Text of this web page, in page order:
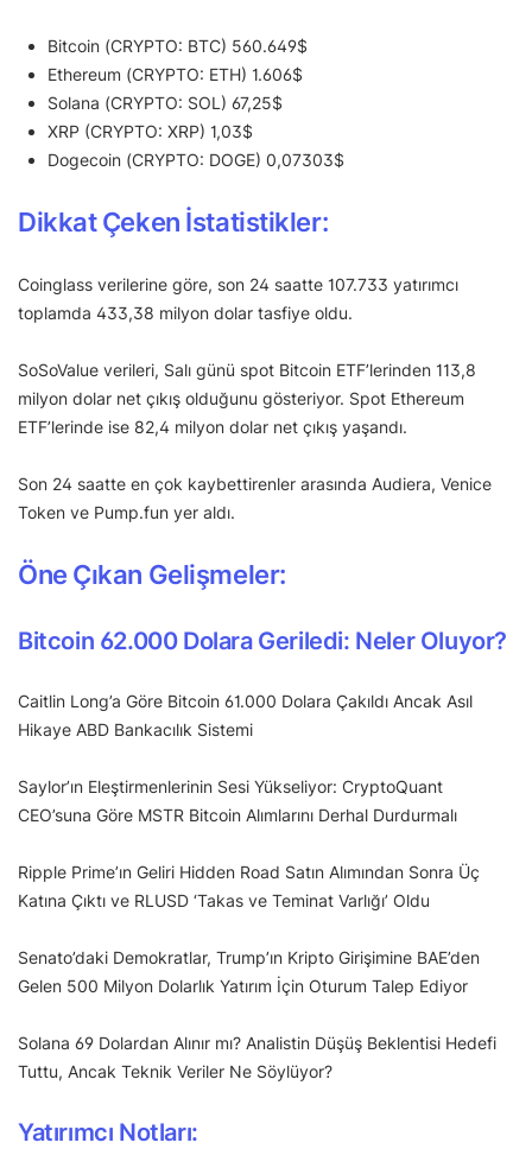
Bitcoin (CRYPTO: BTC) 560.649$
Ethereum (CRYPTO: ETH) 1.606$
Solana (CRYPTO: SOL) 67,25$
XRP (CRYPTO: XRP) 1,03$
Dogecoin (CRYPTO: DOGE) 0,07303$
Dikkat Çeken İstatistikler:
Coinglass verilerine göre, son 24 saatte 107.733 yatırımcı
toplamda 433,38 milyon dolar tasfiye oldu.
SoSoValue verileri, Salı günü spot Bitcoin ETF’lerinden 113,8
milyon dolar net çıkış olduğunu gösteriyor. Spot Ethereum
ETF’lerinde ise 82,4 milyon dolar net çıkış yaşandı.
Son 24 saatte en çok kaybettirenler arasında Audiera, Venice
Token ve Pump.fun yer aldı.
Öne Çıkan Gelişmeler:
Bitcoin 62.000 Dolara Geriledi: Neler Oluyor?
Caitlin Long’a Göre Bitcoin 61.000 Dolara Çakıldı Ancak Asıl
Hikaye ABD Bankacılık Sistemi
Saylor’ın Eleştirmenlerinin Sesi Yükseliyor: CryptoQuant
CEO’suna Göre MSTR Bitcoin Alımlarını Derhal Durdurmalı
Ripple Prime’ın Geliri Hidden Road Satın Alımından Sonra Üç
Katına Çıktı ve RLUSD ‘Takas ve Teminat Varlığı’ Oldu
Senato’daki Demokratlar, Trump’ın Kripto Girişimine BAE’den
Gelen 500 Milyon Dolarlık Yatırım İçin Oturum Talep Ediyor
Solana 69 Dolardan Alınır mı? Analistin Düşüş Beklentisi Hedefi
Tuttu, Ancak Teknik Veriler Ne Söylüyor?
Yatırımcı Notları: